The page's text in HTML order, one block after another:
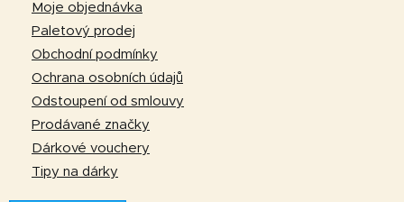
Moje objednávka
Paletový prodej
Obchodní podmínky
Ochrana osobních údajů
Odstoupení od smlouvy
Prodávané značky
Dárkové vouchery
Tipy na dárky